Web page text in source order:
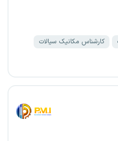
کارشناس مکانیک سیالات